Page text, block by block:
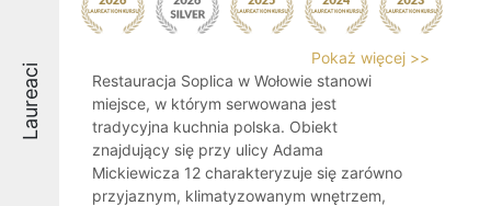
Laureaci
Pokaż więcej >>
Restauracja Soplica w Wołowie stanowi
miejsce, w którym serwowana jest
tradycyjna kuchnia polska. Obiekt
znajdujący się przy ulicy Adama
Mickiewicza 12 charakteryzuje się zarówno
przyjaznym, klimatyzowanym wnętrzem,